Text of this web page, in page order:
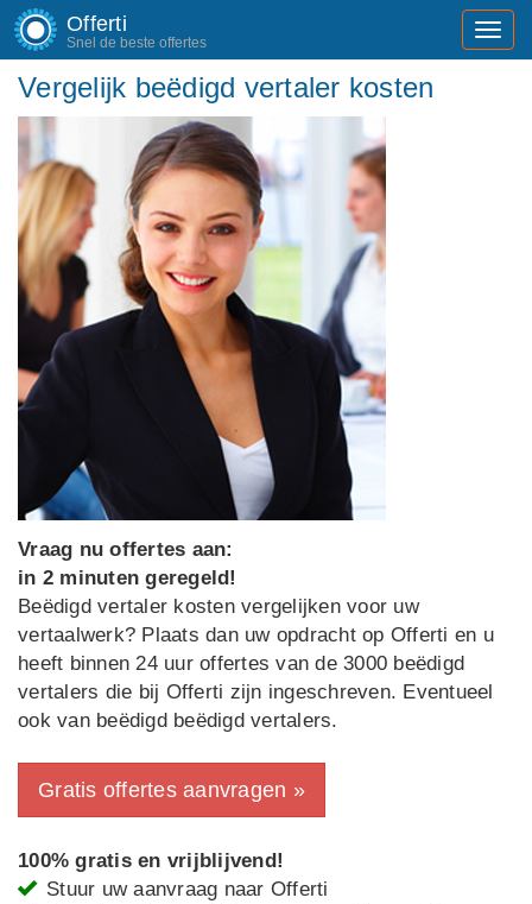
Offerti
Snel de beste offertes
Vergelijk beëdigd vertaler kosten
Vraag nu offertes aan:
in 2 minuten geregeld!
Beëdigd vertaler kosten vergelijken voor uw
vertaalwerk? Plaats dan uw opdracht op Offerti en u
heeft binnen 24 uur offertes van de 3000 beëdigd
vertalers die bij Offerti zijn ingeschreven. Eventueel
ook van beëdigd beëdigd vertalers.
Gratis offertes aanvragen »
100% gratis en vrijblijvend!
Stuur uw aanvraag naar Offerti